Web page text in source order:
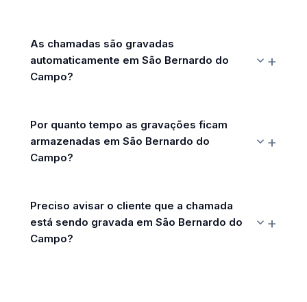
As chamadas são gravadas
automaticamente em São Bernardo do
Campo?
Por quanto tempo as gravações ficam
armazenadas em São Bernardo do
Campo?
Preciso avisar o cliente que a chamada
está sendo gravada em São Bernardo do
Campo?